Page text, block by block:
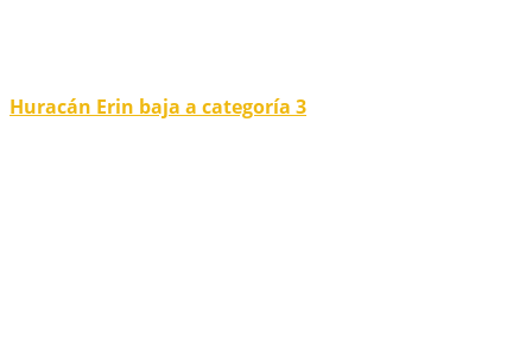
Huracán Erin baja a categoría 3